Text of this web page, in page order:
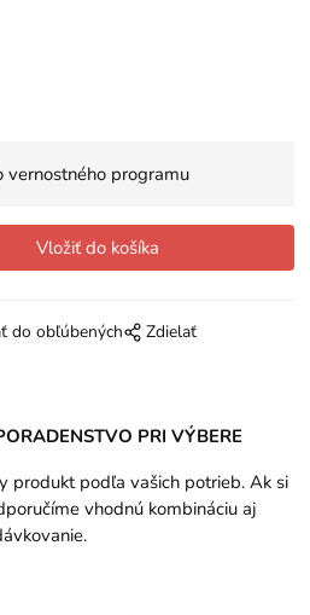
vernostného programu
do obľúbených Zdielať
PRI VÝBERE
produkt podľa vašich potrieb. Ak si
vhodnú kombináciu aj